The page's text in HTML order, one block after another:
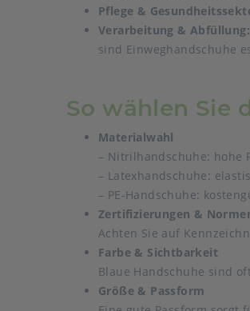
Pflege &
Verarbeitung & Abfüllung:
sind Einweghandschuhe
So wählen Sie
Materialwahl
– Nitrilhandschuhe: hohe
– Latexhandschuhe:
– PE-Handschuhe:
Zertifizierungen &
Achten Sie auf
Farbe & Sichtbarkeit
Blaue Handschuhe sind
Größe & Passform